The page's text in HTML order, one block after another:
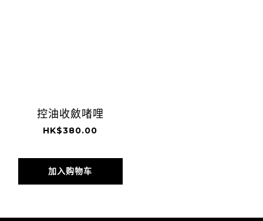
控油收斂啫哩
HK$380.00
加入购物车